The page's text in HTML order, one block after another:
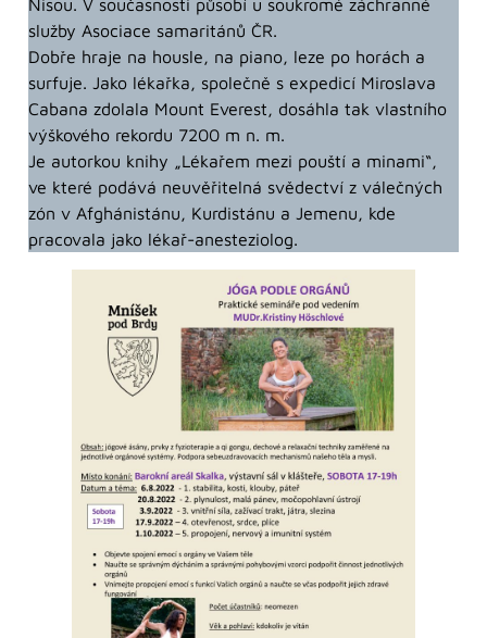
Nisou. V současnosti působí u soukromé záchranné
služby Asociace samaritánů ČR.
Dobře hraje na housle, na piano, leze po horách a
surfuje. Jako lékařka, společně s expedicí Miroslava
Cabana zdolala Mount Everest, dosáhla tak vlastního
výškového rekordu 7200 m n. m.
Je autorkou knihy „Lékařem mezi pouští a minami“,
ve které podává neuvěřitelná svědectví z válečných
zón v Afghánistánu, Kurdistánu a Jemenu, kde
pracovala jako lékař-anesteziolog.